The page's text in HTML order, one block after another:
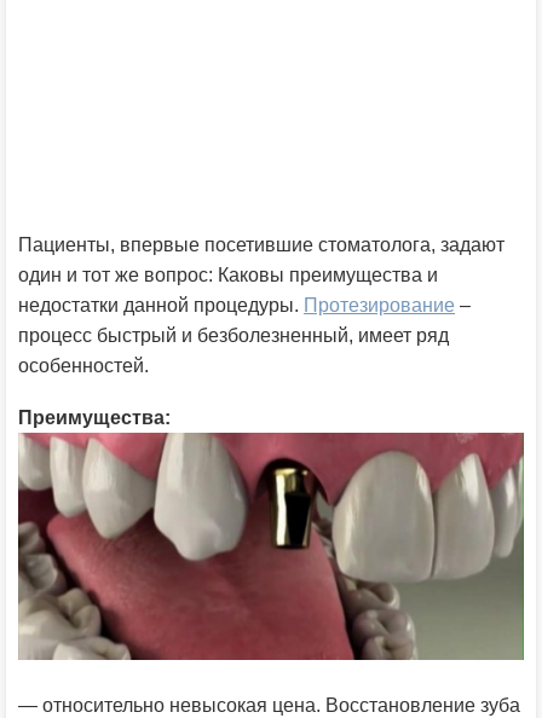
Пациенты, впервые посетившие стоматолога, задают
один и тот же вопрос: Каковы преимущества и
недостатки данной процедуры. Протезирование –
процесс быстрый и безболезненный, имеет ряд
особенностей.
Преимущества:
— относительно невысокая цена. Восстановление зуба